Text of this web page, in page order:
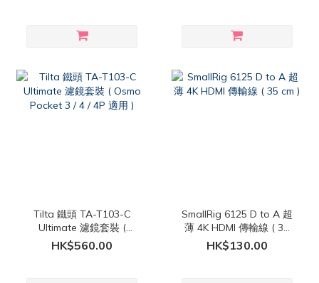
Tilta 鐵頭 TA-T103-C
Ultimate 濾鏡套裝 (
Osmo Pocket 3 / 4 / 4P
適用 )
HK$560.00
SmallRig 6125 D to A 超
薄 4K HDMI 傳輸線 ( 35
cm )
HK$130.00